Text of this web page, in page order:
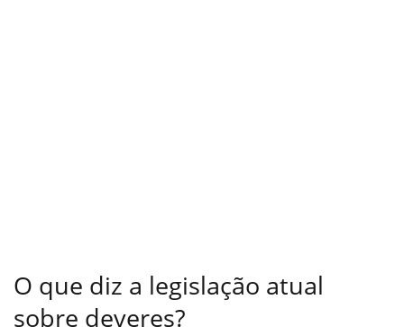
O que diz a legislação atual
sobre deveres?